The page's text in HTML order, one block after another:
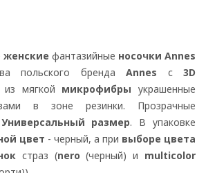
женские фантазийные носочки Annes
польского бренда Annes с 3D
из мягкой микрофибрыукрашенные
в зоне резинки. Прозрачные
Универсальный размер. В упаковке
цвет - черный, а при выборе цвета
страз (nero (черный) и multicolor